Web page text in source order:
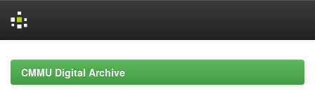
navigationCMMU Digital Archive